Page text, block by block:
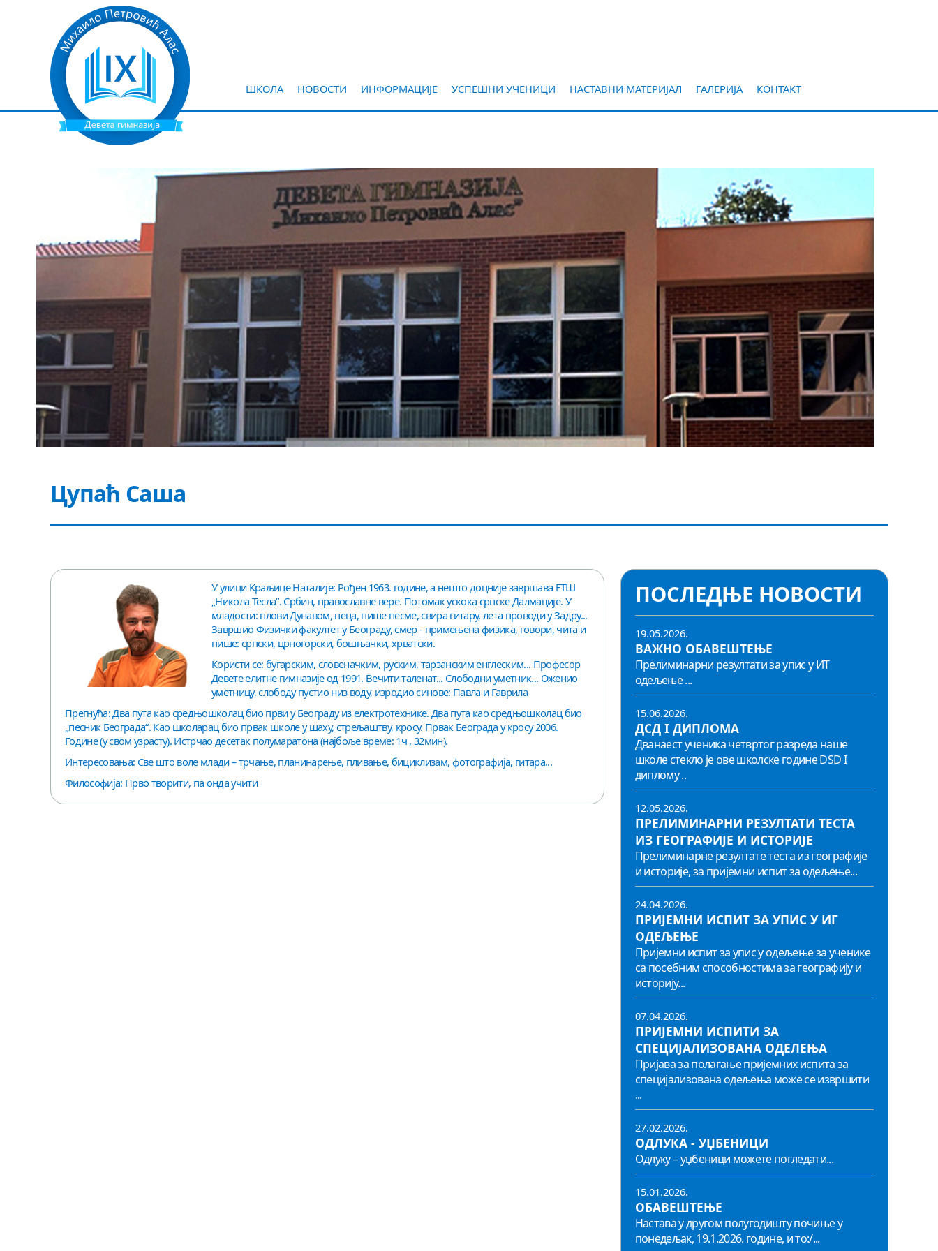
ШКОЛА НОВОСТИ ИНФОРМАЦИЈЕ УСПЕШНИ УЧЕНИЦИ НАСТАВНИ МАТЕРИЈАЛ ГАЛЕРИЈА КОНТАКТ
Цупаћ Саша
У улици Краљице Наталије: Рођен 1963. године, а нешто доцније завршава ЕТШ
„Никола Тесла“. Србин, православне вере. Потомак ускока српске Далмације. У
младости: плови Дунавом, пеца, пише песме, свира гитару, лета проводи у Задру...
Завршио Физички факултет у Београду, смер - примењена физика, говори, чита и
пише: српски, црногорски, бошњачки, хрватски.
Користи се: бугарским, словеначким, руским, тарзанским енглеским... Професор
Девете елитне гимназије од 1991. Вечити таленат... Слободни уметник... Оженио
уметницу, слободу пустио низ воду, изродио синове: Павла и Гаврила
Прегнућа: Два пута као средњошколац био први у Београду из електротехнике. Два пута као средњошколац био
„песник Београда“. Као школарац био првак школе у шаху, стрељаштву, кросу. Првак Београда у кросу 2006.
Године (у свом узрасту). Истрчао десетак полумаратона (најбоље време: 1ч , 32мин).
Интересовања: Све што воле млади – трчање, планинарење, пливање, бициклизам, фотографија, гитара...
Философија: Прво творити, па онда учити
ПОСЛЕДЊЕ НОВОСТИ
19.05.2026.
ВАЖНО ОБАВЕШТЕЊЕ
Прелиминарни резултати за упис у ИТ
одељење ...
15.06.2026.
ДСД I ДИПЛОМА
Дванаест ученика четвртог разреда наше
школе стекло је ове школске године DSD I
диплому ..
12.05.2026.
ПРЕЛИМИНАРНИ РЕЗУЛТАТИ ТЕСТА
ИЗ ГЕОГРАФИЈЕ И ИСТОРИЈЕ
Прелиминарне резултате теста из географије
и историје, за пријемни испит за одељење...
24.04.2026.
ПРИЈЕМНИ ИСПИТ ЗА УПИС У ИГ
ОДЕЉЕЊЕ
Пријемни испит за упис у одељење за ученике
са посебним способностима за географију и
историју...
07.04.2026.
ПРИЈЕМНИ ИСПИТИ ЗА
СПЕЦИЈАЛИЗОВАНА ОДЕЛЕЊА
Пријава за полагање пријемних испита за
специјализована одељења може се извршити
...
27.02.2026.
ОДЛУКА - УЏБЕНИЦИ
Одлуку – уџбеници можете погледати...
15.01.2026.
ОБАВЕШТЕЊЕ
Настава у другом полугодишту почиње у
понедељак, 19.1.2026. године, и то:/...